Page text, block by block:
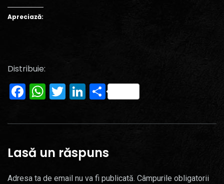
Apreciază:
Distribuie:
Facebook
WhatsApp
Twitter
LinkedIn
Partajează
Lasă un răspuns
Adresa ta de email nu va fi publicată. Câmpurile obligatorii